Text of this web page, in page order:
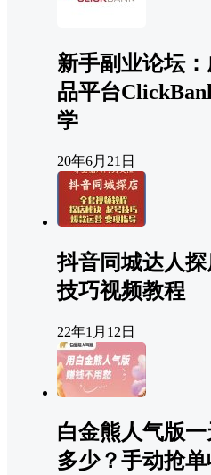
新手副业论坛
品平台
学
20年6月21日
抖音同城达人
技巧视频教程
22年1月12日
白金熊人气版
多少？手动抢